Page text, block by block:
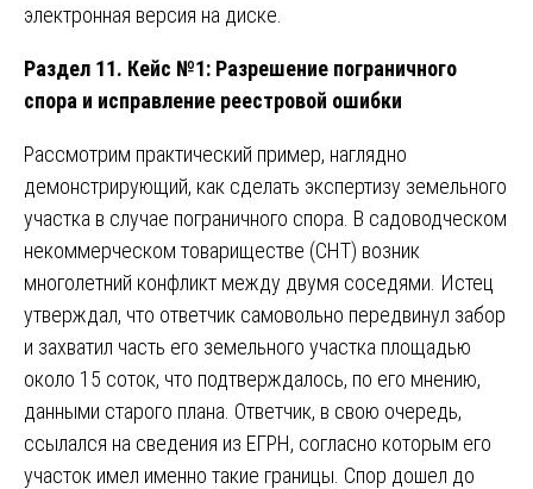
электронная версия на диске.
Раздел 11. Кейс №1: Разрешение пограничного
спора и исправление реестровой ошибки
Рассмотрим практический пример, наглядно
демонстрирующий, как сделать экспертизу земельного
участка в случае пограничного спора. В садоводческом
некоммерческом товариществе (СНТ) возник
многолетний конфликт между двумя соседями. Истец
утверждал, что ответчик самовольно передвинул забор
и захватил часть его земельного участка площадью
около 15 соток, что подтверждалось, по его мнению,
данными старого плана. Ответчик, в свою очередь,
ссылался на сведения из ЕГРН, согласно которым его
участок имел именно такие границы. Спор дошел до